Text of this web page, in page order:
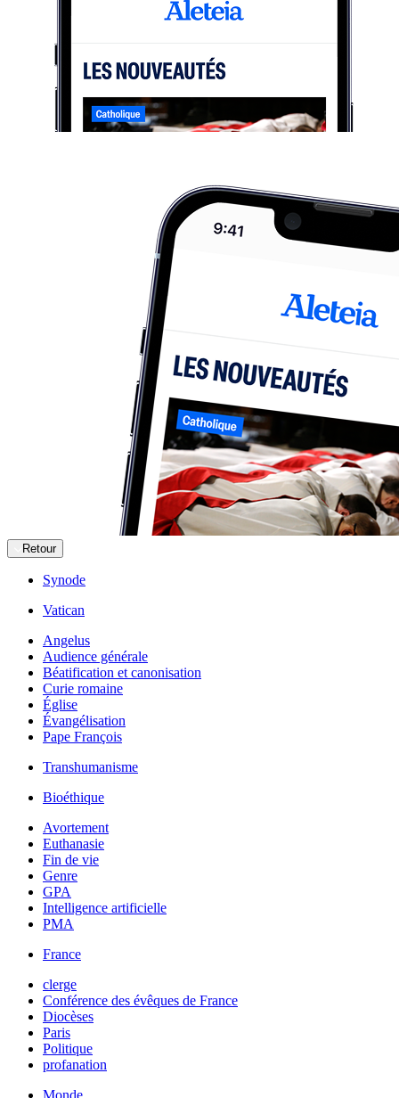
Retour
Synode
Vatican
Angelus
Audience générale
Béatification et canonisation
Curie romaine
Église
Évangélisation
Pape François
Transhumanisme
Bioéthique
Avortement
Euthanasie
Fin de vie
Genre
GPA
Intelligence artificielle
PMA
France
clerge
Conférence des évêques de France
Diocèses
Paris
Politique
profanation
Monde